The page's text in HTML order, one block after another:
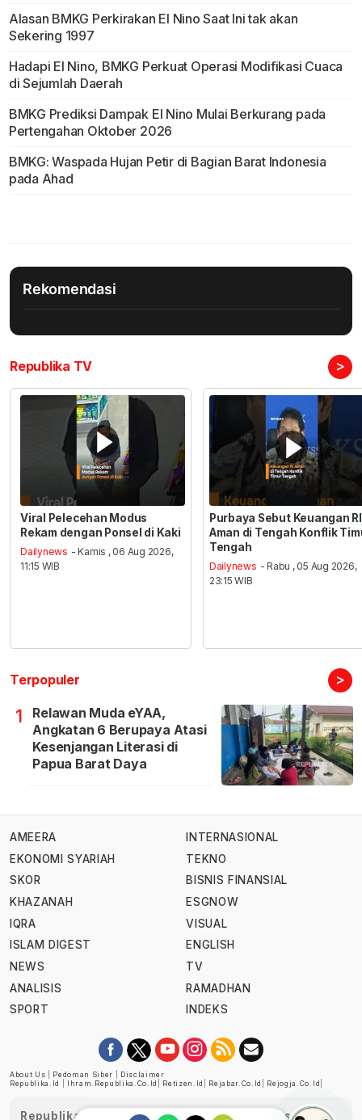
Alasan BMKG Perkirakan El Nino Saat Ini tak akan
Sekering 1997
Hadapi El Nino, BMKG Perkuat Operasi Modifikasi Cuaca
di Sejumlah Daerah
BMKG Prediksi Dampak El Nino Mulai Berkurang pada
Pertengahan Oktober 2026
BMKG: Waspada Hujan Petir di Bagian Barat Indonesia
pada Ahad
Rekomendasi
Republika TV >
Viral Pelecehan Modus
Rekam dengan Ponsel di Kaki
Dailynews - Kamis , 06 Aug 2026,
11:15 WIB
Purbaya Sebut Keuangan RI
Aman di Tengah Konflik
Tengah
Dailynews - Rabu , 05 Aug 2026,
23:15 WIB
Terpopuler >
1
Relawan Muda eYAA,
Angkatan 6 Berupaya Atasi
Kesenjangan Literasi di
Papua Barat Daya
AMEERA
EKONOMI SYARIAH
SKOR
KHAZANAH
IQRA
ISLAM DIGEST
NEWS
ANALISIS
SPORT
INTERNASIONAL
TEKNO
BISNIS FINANSIAL
ESGNOW
VISUAL
ENGLISH
TV
RAMADHAN
INDEKS
About Us Pedoman Siber
Disclaimer
Republika.id
Ihram.republika.co.id Retizen.id Rejabar.co.id Rejogja.co.id
Republika telah diverifikasi oleh Dewan Pers